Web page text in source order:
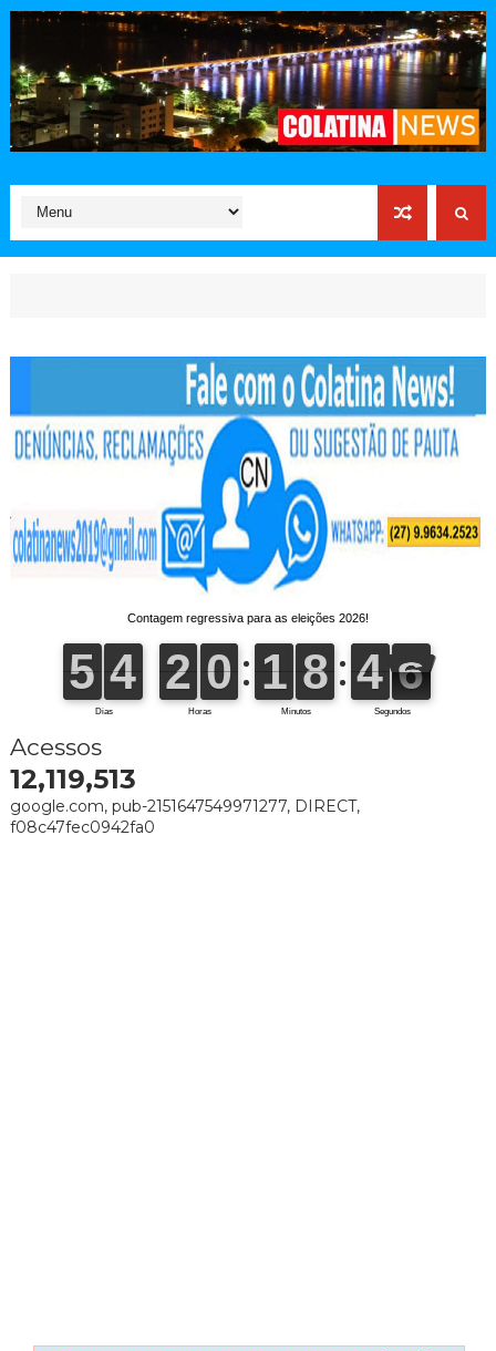
Acessos
12,119,513
google.com, pub-2151647549971277, DIRECT,
f08c47fec0942fa0